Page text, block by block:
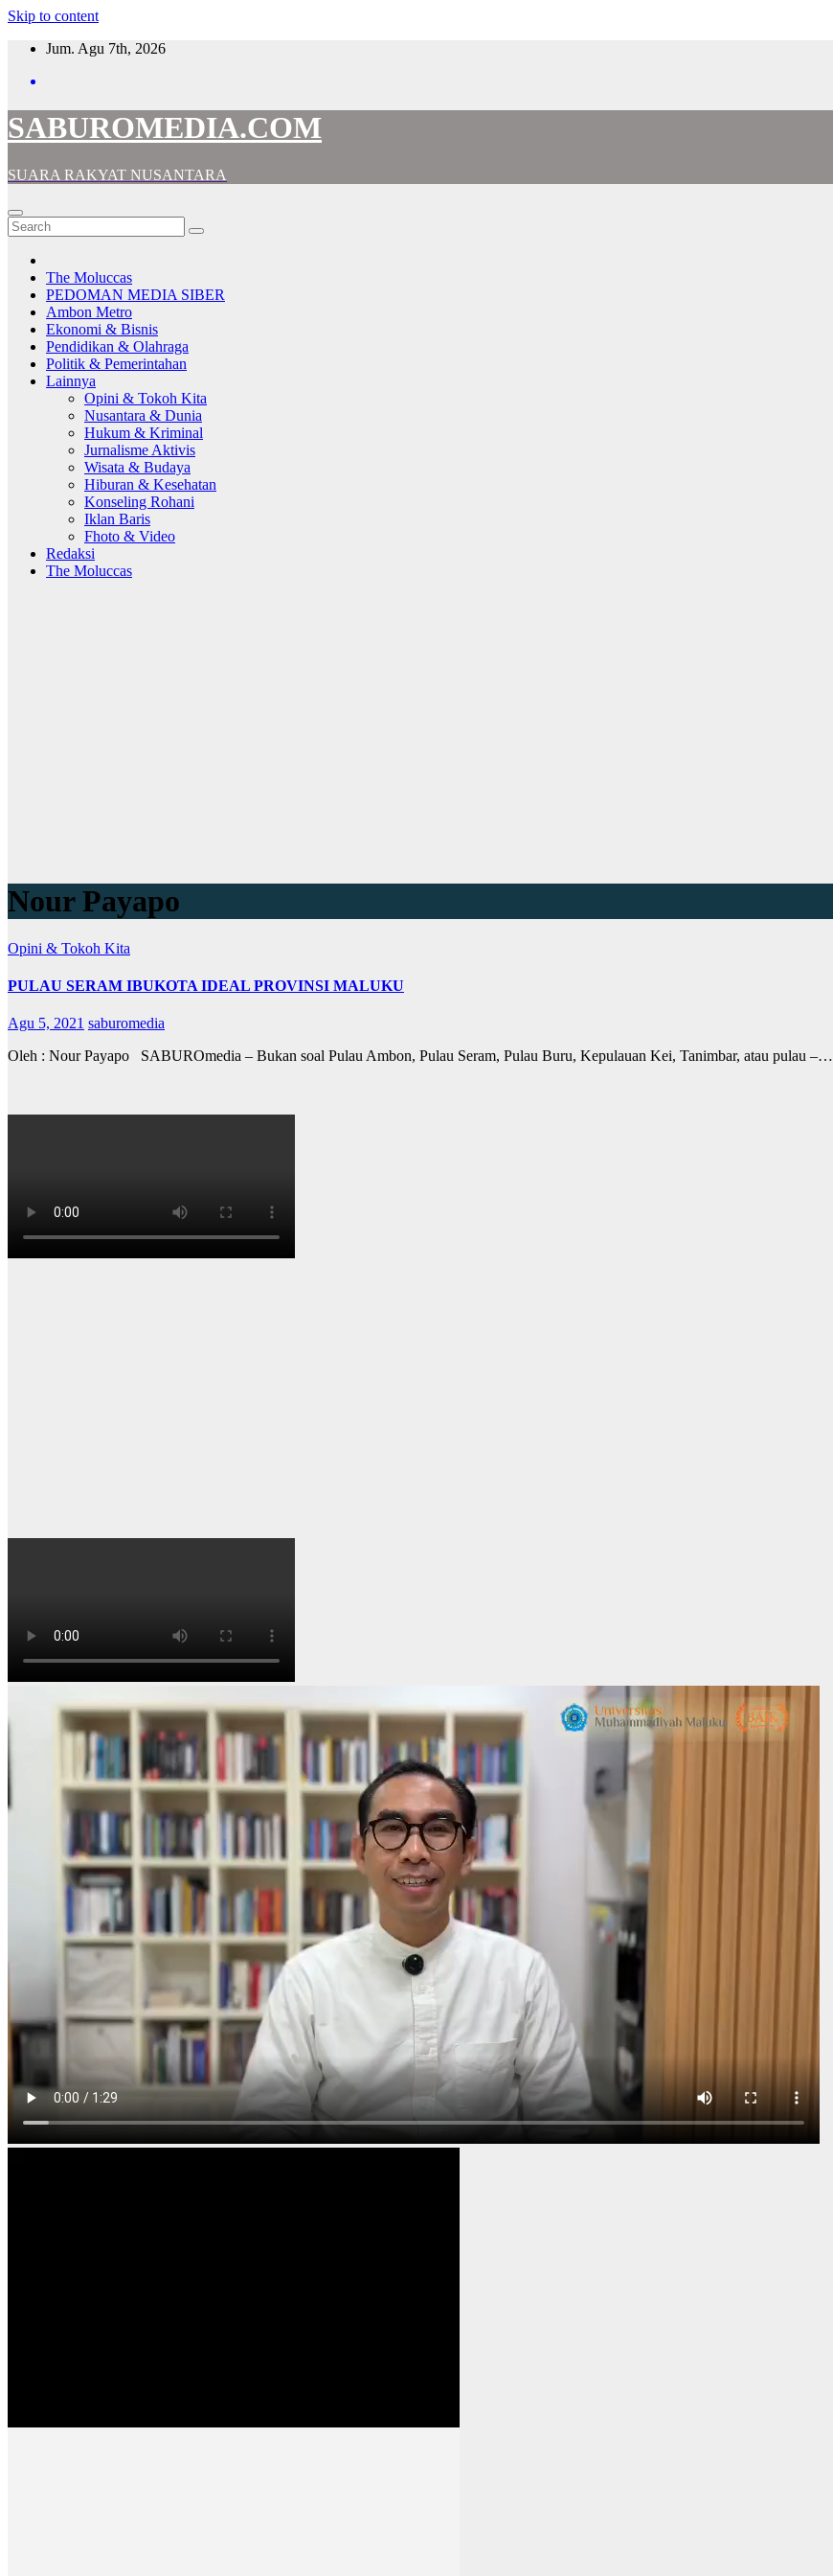
Skip to content
Jum. Agu 7th, 2026
SABUROMEDIA.COM
SUARA RAKYAT NUSANTARA
The Moluccas
PEDOMAN MEDIA SIBER
Ambon Metro
Ekonomi & Bisnis
Pendidikan & Olahraga
Politik & Pemerintahan
Lainnya
Opini & Tokoh Kita
Nusantara & Dunia
Hukum & Kriminal
Jurnalisme Aktivis
Wisata & Budaya
Hiburan & Kesehatan
Konseling Rohani
Iklan Baris
Fhoto & Video
Redaksi
The Moluccas
Nour Payapo
Opini & Tokoh Kita
PULAU SERAM IBUKOTA IDEAL PROVINSI MALUKU
Agu 5, 2021 saburomedia
Oleh : Nour Payapo SABUROmedia – Bukan soal Pulau Ambon, Pulau Seram, Pulau Buru, Kepulauan Kei, Tanimbar, atau pulau –…